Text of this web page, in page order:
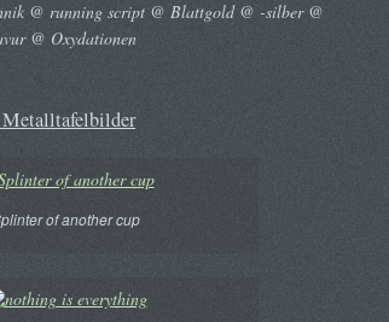
@ running script @ Blattgold @ -silber @
@ Oxydationen
Metalltafelbilder
of another cup